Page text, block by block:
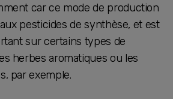
car ce mode de production
pesticides de synthèse, et est
sur certains types de
herbes aromatiques ou les
par exemple.